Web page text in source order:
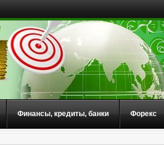
Финансы, кредиты, банки Форекс